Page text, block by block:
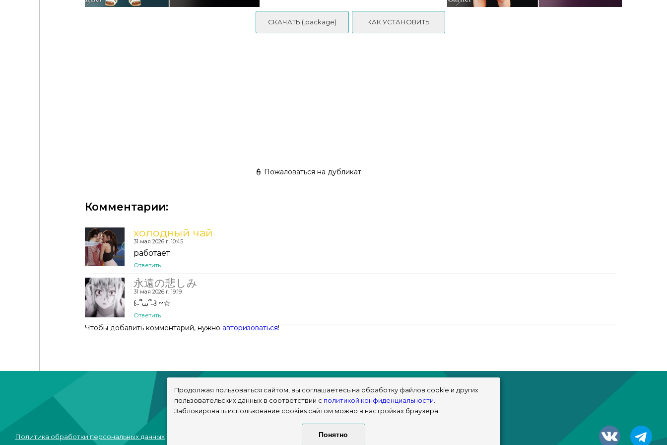
embroidered details
СКАЧАТЬ (.package) КАК УСТАНОВИТЬ
👮 Пожаловаться на дубликат
Комментарии:
холодный чай
31 мая 2026 г. 10:45
работает
Ответить
永遠の悲しみ
31 мая 2026 г. 19:19
‎꒰˶՞⩊՞˶꒱ ~☆
Ответить
Чтобы добавить комментарий, нужно авторизоваться!
Политика обработки персональных данных
© sims-market
Продолжая пользоваться сайтом, вы соглашаетесь на обработку файлов cookie и других
пользовательских данных в соответствии с политикой конфиденциальности.
Заблокировать использование cookies сайтом можно в настройках браузера.
Понятно